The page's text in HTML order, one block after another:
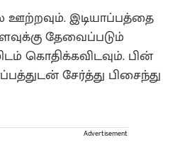
இடியாப்பத்தை
தேவைப்படும்
கொதிக்கவிடவும். பின்
சேர்த்து பிசைந்து
Advertisement